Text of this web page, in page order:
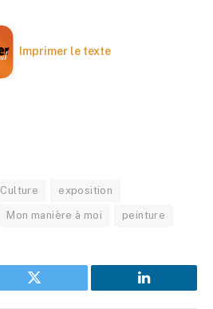
Imprimer le texte
Culture exposition
Mon manière à moi peinture
Twitter LinkedIn